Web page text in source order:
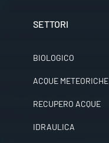
SETTORI
BIOLOGICO
ACQUE METEORICHE
RECUPERO ACQUE
IDRAULICA